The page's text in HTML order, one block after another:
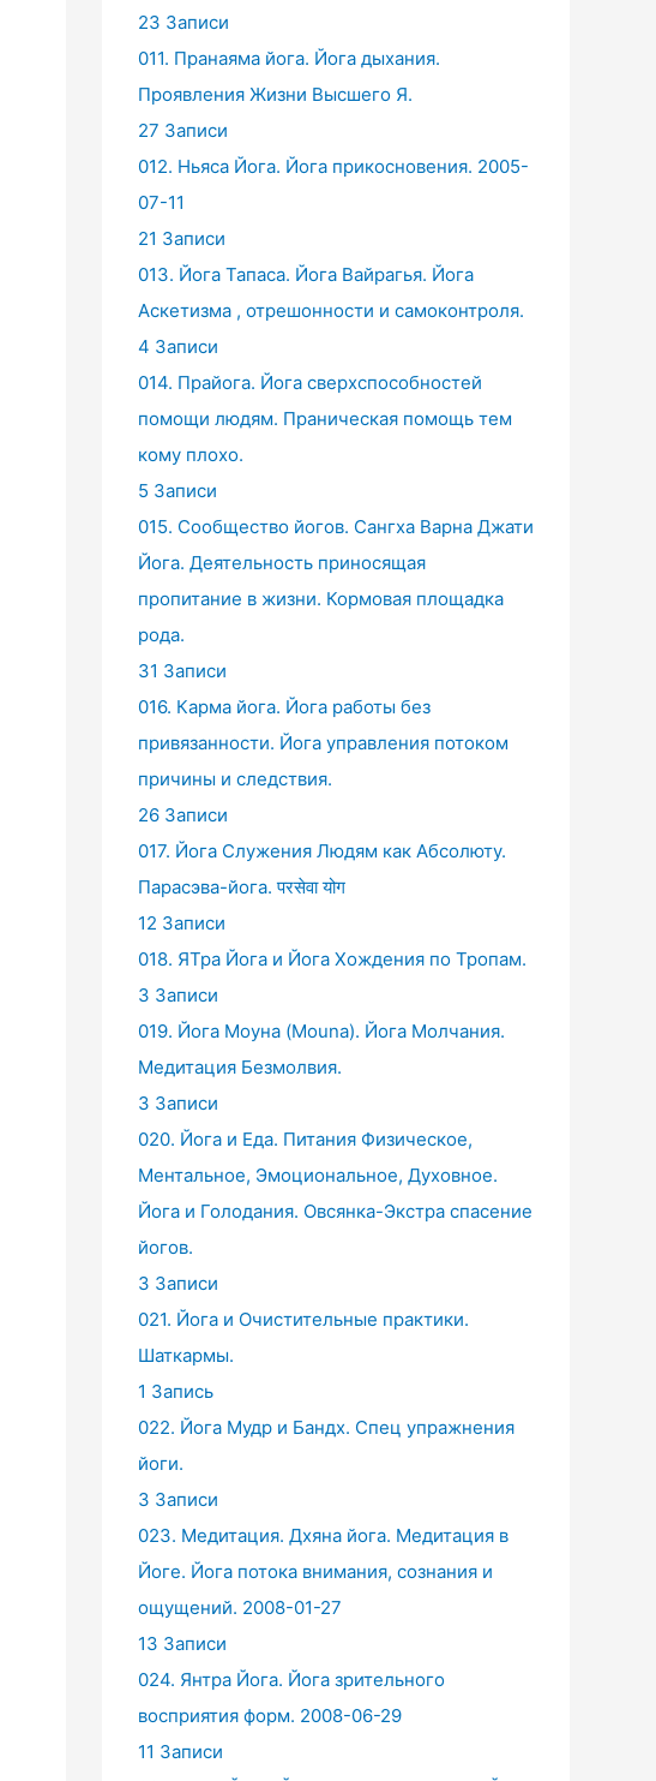
23 Записи
011. Пранаяма йога. Йога дыхания.
Проявления Жизни Высшего Я.
27 Записи
012. Ньяса Йога. Йога прикосновения. 2005-
07-11
21 Записи
013. Йога Тапаса. Йога Вайрагья. Йога
Аскетизма , отрешонности и самоконтроля.
4 Записи
014. Прайога. Йога сверхспособностей
помощи людям. Праническая помощь тем
кому плохо.
5 Записи
015. Сообщество йогов. Сангха Варна Джати
Йога. Деятельность приносящая
пропитание в жизни. Кормовая площадка
рода.
31 Записи
016. Карма йога. Йога работы без
привязанности. Йога управления потоком
причины и следствия.
26 Записи
017. Йога Служения Людям как Абсолюту.
Парасэва-йога. परसेवा योग
12 Записи
018. ЯТра Йога и Йога Хождения по Тропам.
3 Записи
019. Йога Моуна (Mouna). Йога Молчания.
Медитация Безмолвия.
3 Записи
020. Йога и Еда. Питания Физическое,
Ментальное, Эмоциональное, Духовное.
Йога и Голодания. Овсянка-Экстра спасение
йогов.
3 Записи
021. Йога и Очистительные практики.
Шаткармы.
1 Запись
022. Йога Мудр и Бандх. Спец упражнения
йоги.
3 Записи
023. Медитация. Дхяна йога. Медитация в
Йоге. Йога потока внимания, сознания и
ощущений. 2008-01-27
13 Записи
024. Янтра Йога. Йога зрительного
восприятия форм. 2008-06-29
11 Записи